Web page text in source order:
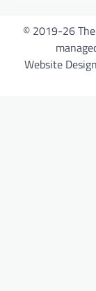
© 2019-26
Website